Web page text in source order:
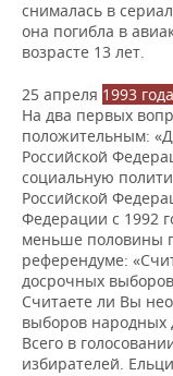
снималась в
она погибла в
возрасте 13 лет.
25 апреля 1993 года
На два первых
положительным:
Российской
социальную
Российской
Федерации с 1992
меньше половины
референдуме:
досрочных
Считаете ли Вы
выборов народных
Всего в
избирателей.